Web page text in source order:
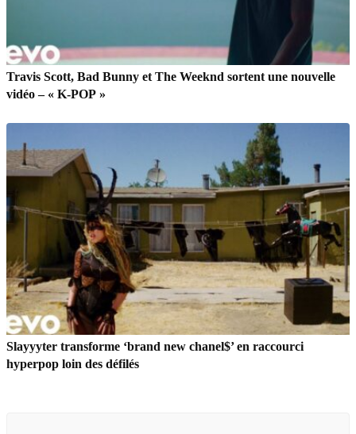
Travis Scott, Bad Bunny et The Weeknd sortent une nouvelle
vidéo – « K-POP »
Slayyyter transforme ‘brand new chanel$’ en raccourci
hyperpop loin des défilés